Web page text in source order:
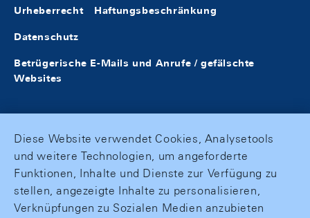
Urheberrecht Haftungsbeschränkung
Datenschutz
Betrügerische E-Mails und Anrufe / gefälschte
Websites
Diese Website verwendet Cookies, Analysetools
und weitere Technologien, um angeforderte
Funktionen, Inhalte und Dienste zur Verfügung zu
stellen, angezeigte Inhalte zu personalisieren,
Verknüpfungen zu Sozialen Medien anzubieten